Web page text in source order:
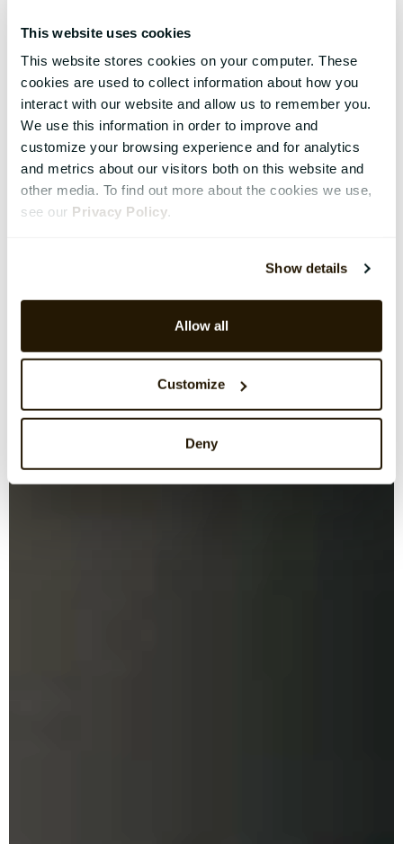
This website uses cookies
This website stores cookies on your computer. These
cookies are used to collect information about how you
interact with our website and allow us to remember you.
We use this information in order to improve and
customize your browsing experience and for analytics
and metrics about our visitors both on this website and
other media. To find out more about the cookies we use,
see our Privacy Policy.
Show details
Allow all
Customize
Deny